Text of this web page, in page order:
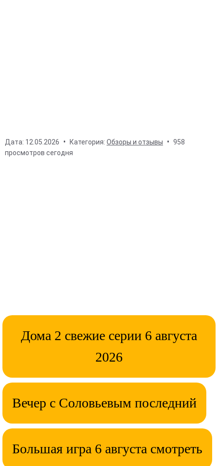
Дата: 12.05.2026 Категория: Обзоры и отзывы
958
просмотров сегодня
Дома 2 свежие серии 6 августа
2026
Вечер с Соловьевым последний
Большая игра 6 августа смотреть